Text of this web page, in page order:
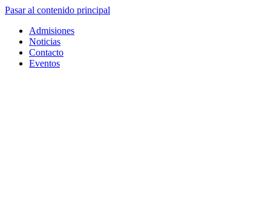
Pasar al contenido principal
Admisiones
Noticias
Contacto
Eventos